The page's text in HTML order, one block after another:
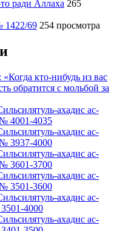
ради Аллаха 265
1422/69 254 просмотра
кто-нибудь из вас
обратится с мольбой за
ахадис ас-
4001-4035
ахадис ас-
3937-4000
ахадис ас-
3601-3700
ахадис ас-
3501-3600
ахадис ас-
4000
ахадис ас-